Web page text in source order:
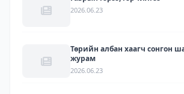
2026.06.23
Төрийн албан хаагч сонгон
журам
2026.06.23